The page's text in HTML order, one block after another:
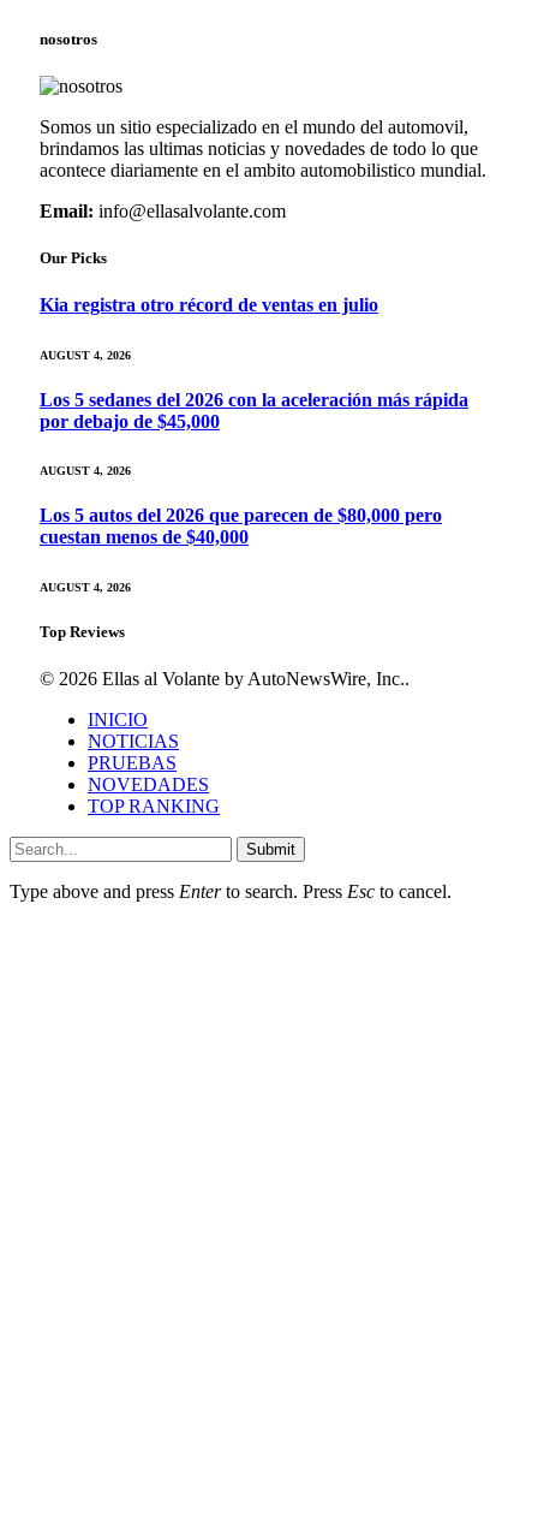
nosotros
Somos un sitio especializado en el mundo del automovil,
brindamos las ultimas noticias y novedades de todo lo que
acontece diariamente en el ambito automobilistico mundial.
Email: info@ellasalvolante.com
Our Picks
Kia registra otro récord de ventas en julio
AUGUST 4, 2026
Los 5 sedanes del 2026 con la aceleración más rápida
por debajo de $45,000
AUGUST 4, 2026
Los 5 autos del 2026 que parecen de $80,000 pero
cuestan menos de $40,000
AUGUST 4, 2026
Top Reviews
© 2026 Ellas al Volante by AutoNewsWire, Inc..
INICIO
NOTICIAS
PRUEBAS
NOVEDADES
TOP RANKING
Submit
Type above and press Enterto search. Press Esc to cancel.